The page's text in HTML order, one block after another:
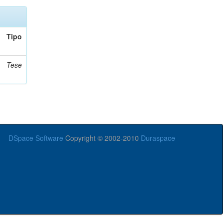
Tipo
Tese
DSpace Software Copyright © 2002-2010 Duraspace